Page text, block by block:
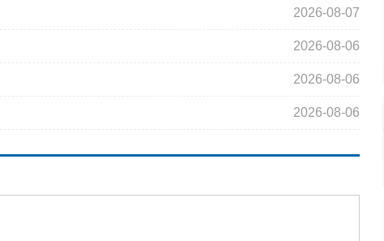
2026-08-07
2026-08-06
2026-08-06
2026-08-06